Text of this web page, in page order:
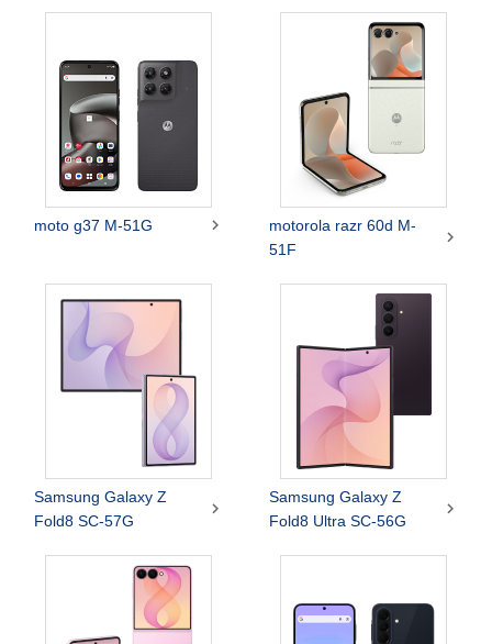
moto g37 M-51G 
motorola razr 60d M-
51F

Samsung Galaxy Z
Fold8 SC-57G

Samsung Galaxy Z
Fold8 Ultra SC-56G
